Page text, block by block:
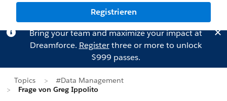
Registrieren
Bring your team and maximize your impact at
Dreamforce. Registerthree or more to unlock
$999 passes.
Topics
#Data Management
Frage von Greg Ippolito